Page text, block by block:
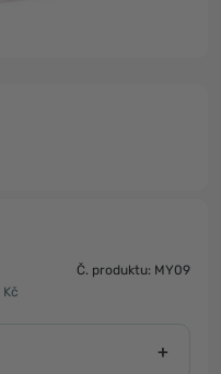
Č. produktu: MY09
+